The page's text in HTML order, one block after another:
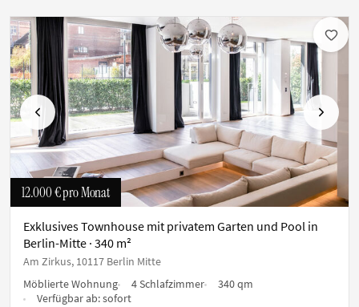
Vorherige Nächste
12.000 €pro Monat
Exklusives Townhouse mit privatem Garten und Pool in
Berlin-Mitte · 340 m²
Am Zirkus, 10117 Berlin Mitte
Möblierte Wohnung
4 Schlafzimmer
340 qm
Verfügbar ab:sofort